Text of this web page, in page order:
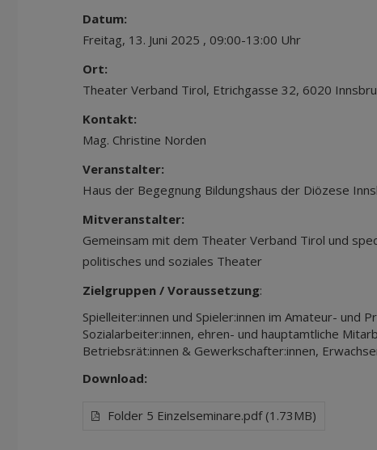
Datum:
Freitag, 13. Juni 2025 , 09:00-13:00 Uhr
Ort:
Theater Verband Tirol, Etrichgasse 32, 6020
Kontakt:
Mag. Christine Norden
Veranstalter:
Haus der Begegnung Bildungshaus der Diözese
Mitveranstalter:
Gemeinsam mit dem Theater Verband Tirol und
politisches und soziales Theater
Zielgruppen / Voraussetzung:
Spielleiter:innen und Spieler:innen im Amateur- und
Sozialarbeiter:innen, ehren- und hauptamtliche
Betriebsrät:innen & Gewerkschafter:innen,
Download:
Folder 5 Einzelseminare.pdf (1.73MB)